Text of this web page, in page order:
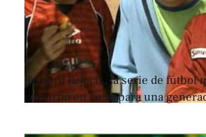
Renford Rejects, la serie de fútbol
convirtió en culto para una